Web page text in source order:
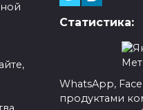
Статистика:
WhatsApp,
продуктами